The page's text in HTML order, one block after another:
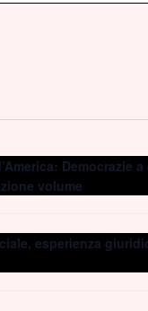
Democrazie
volume
esperienza